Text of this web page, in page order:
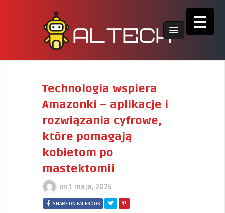
Technologia wspiera
Amazonki – aplikacje i
rozwiązania cyfrowe,
które pomagają
kobietom po
mastektomii
on 1 maja, 2025
SHARE ON FACEBOOK